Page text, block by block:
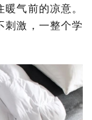
气前的凉意。
刺激，一整个学